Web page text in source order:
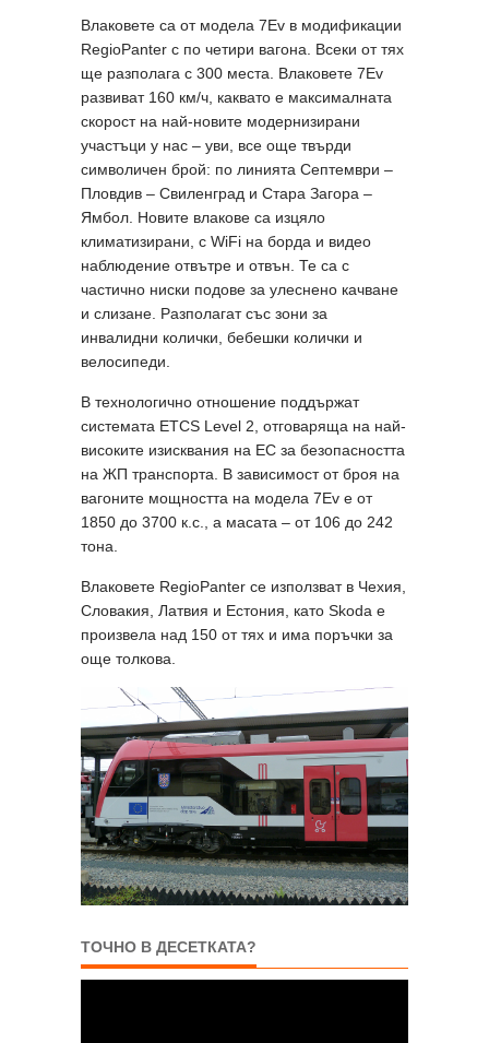
Влаковете са от модела 7Ev в модификации
RegioPanter с по четири вагона. Всеки от тях
ще разполага с 300 места. Влаковете 7Ev
развиват 160 км/ч, каквато е максималната
скорост на най-новите модернизирани
участъци у нас – уви, все още твърди
символичен брой: по линията Септември –
Пловдив – Свиленград и Стара Загора –
Ямбол. Новите влакове са изцяло
климатизирани, с WiFi на борда и видео
наблюдение отвътре и отвън. Те са с
частично ниски подове за улеснено качване
и слизане. Разполагат със зони за
инвалидни колички, бебешки колички и
велосипеди.
В технологично отношение поддържат
системата ETCS Level 2, отговаряща на най-
високите изисквания на ЕС за безопасността
на ЖП транспорта. В зависимост от броя на
вагоните мощността на модела 7Ev е от
1850 до 3700 к.с., а масата – от 106 до 242
тона.
Влаковете RegioPanter се използват в Чехия,
Словакия, Латвия и Естония, като Skoda е
произвела над 150 от тях и има поръчки за
още толкова.
ТОЧНО В ДЕСЕТКАТА?